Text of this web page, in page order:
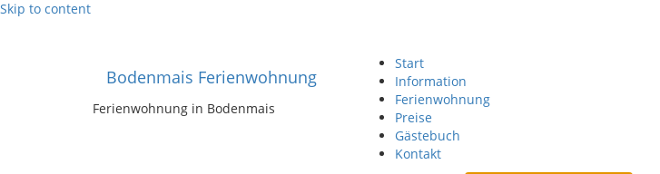
Skip to content
Bodenmais Ferienwohnung
Ferienwohnung in Bodenmais
Start
Information
Ferienwohnung
Preise
Gästebuch
Kontakt